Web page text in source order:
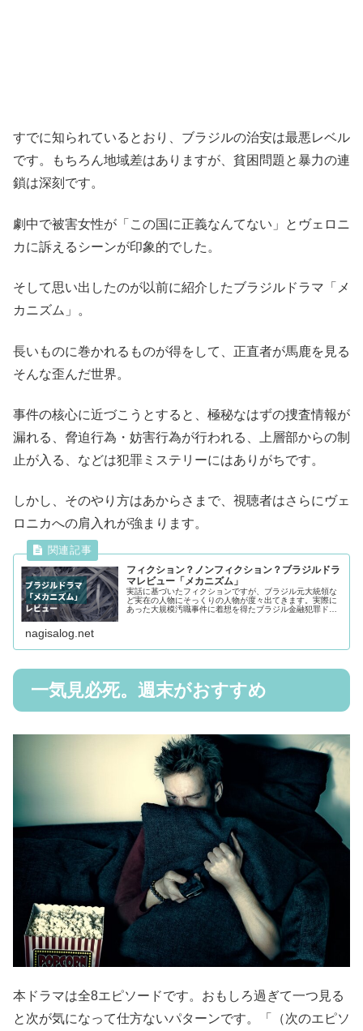
すでに知られているとおり、ブラジルの治安は最悪レベル
です。もちろん地域差はありますが、貧困問題と暴力の連
鎖は深刻です。
劇中で被害女性が「この国に正義なんてない」とヴェロニ
カに訴えるシーンが印象的でした。
そして思い出したのが以前に紹介したブラジルドラマ「メ
カニズム」。
長いものに巻かれるものが得をして、正直者が馬鹿を見る
そんな歪んだ世界。
事件の核心に近づこうとすると、極秘なはずの捜査情報が
漏れる、脅迫行為・妨害行為が行われる、上層部からの制
止が入る、などは犯罪ミステリーにはありがちです。
しかし、そのやり方はあからさまで、視聴者はさらにヴェ
ロニカへの肩入れが強まります。
フィクション？ノンフィクション？ブラジルドラ
マレビュー「メカニズム」
実話に基づいたフィクションですが、ブラジル元大統領な
ど実在の人物にそっくりの人物が度々出てきます。実際に
あった大規模汚職事件に着想を得たブラジル金融犯罪ドラ
nagisalog.net
一気見必死。週末がおすすめ
本ドラマは全8エピソードです。おもしろ過ぎて一つ見る
と次が気になって仕方ないパターンです。「（次のエピソ